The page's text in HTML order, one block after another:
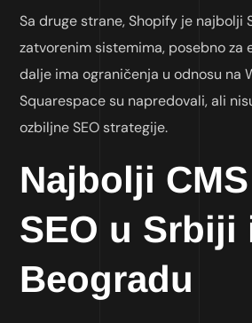
Sa druge strane, Shopify je najbolji
zatvorenim sistemima, posebno za
dalje ima ograničenja u odnosu na
Squarespace su napredovali, ali
ozbiljne SEO strategije.
Najbolji
SEO u Srbiji
Beogradu